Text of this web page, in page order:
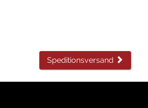
Speditionsversand